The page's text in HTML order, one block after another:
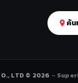
ค้น
LTD © 2026 –